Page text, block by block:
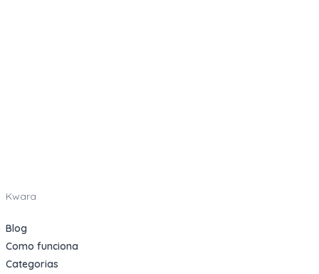
Kwara
Blog
Como funciona
Categorias